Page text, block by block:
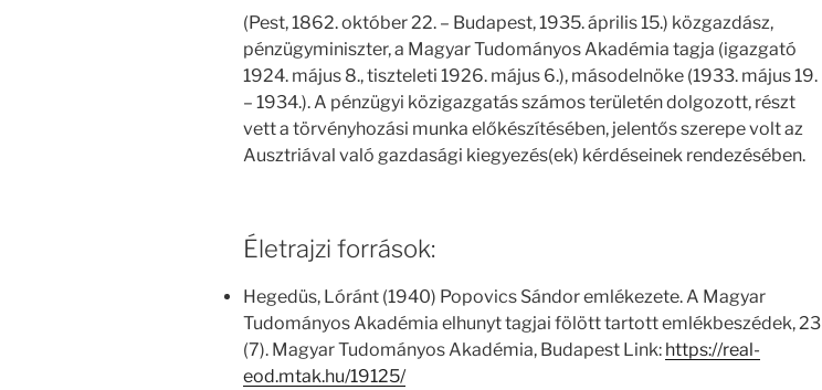
(Pest, 1862. október 22. – Budapest, 1935. április 15.) közgazdász,
pénzügyminiszter, a Magyar Tudományos Akadémia tagja (igazgató
1924. május 8., tiszteleti 1926. május 6.), másodelnöke (1933. május 19.
– 1934.). A pénzügyi közigazgatás számos területén dolgozott, részt
vett a törvényhozási munka előkészítésében, jelentős szerepe volt az
Ausztriával való gazdasági kiegyezés(ek) kérdéseinek rendezésében.
Életrajzi források:
Hegedüs, Lóránt (1940) Popovics Sándor emlékezete. A Magyar
Tudományos Akadémia elhunyt tagjai fölött tartott emlékbeszédek, 23
(7). Magyar Tudományos Akadémia, Budapest Link: https://real-
eod.mtak.hu/19125/